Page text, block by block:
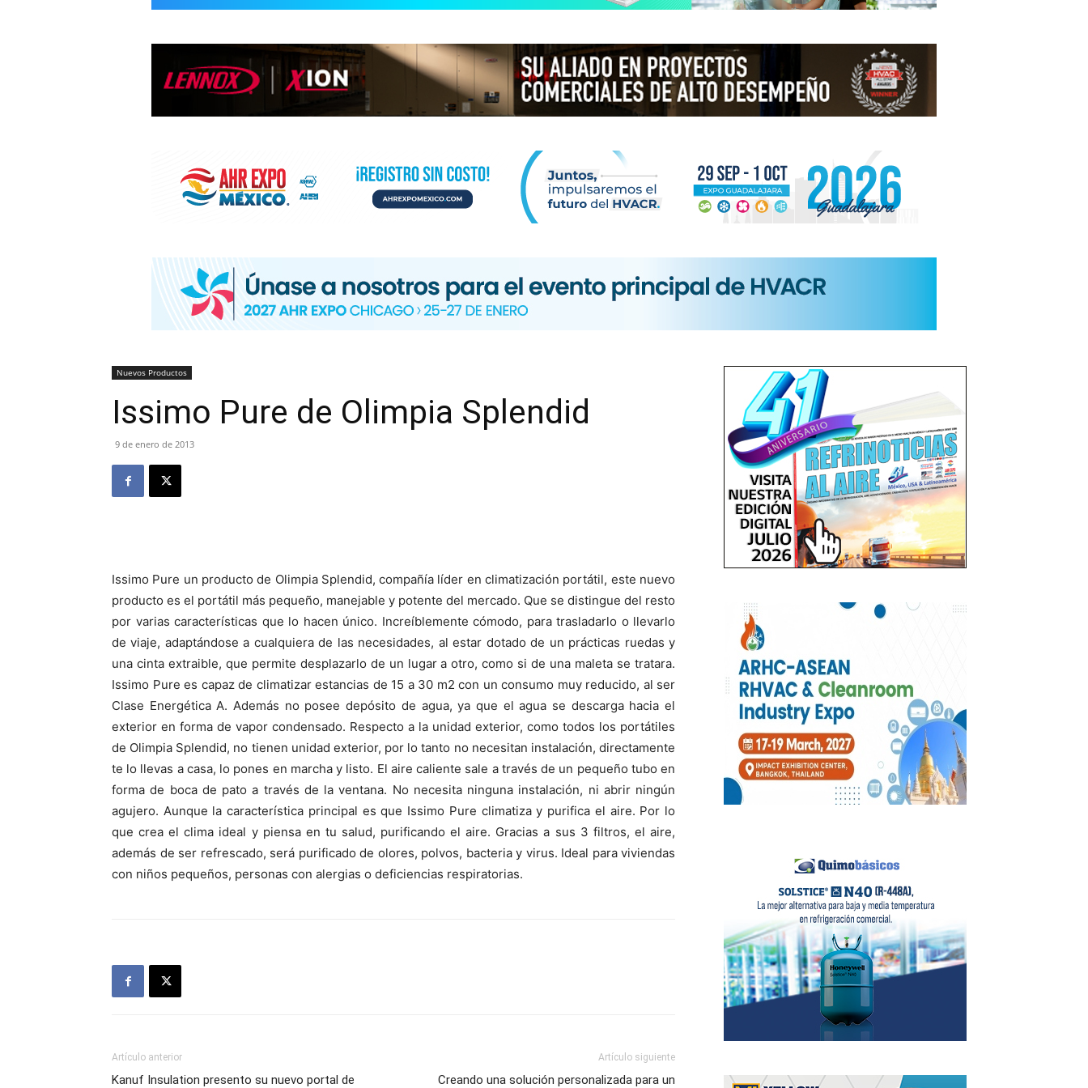
INFORMACIÓN
HVAC/R
DE
Nuevos Productos
Issimo Pure de Olimpia Splendid
9 de enero de 2013
Issimo Pure un producto de Olimpia Splendid, compañía líder en climatización portátil, este nuevo
producto es el portátil más pequeño, manejable y potente del mercado. Que se distingue del resto
por varias características que lo hacen único. Increíblemente cómodo, para trasladarlo o llevarlo
de viaje, adaptándose a cualquiera de las necesidades, al estar dotado de un prácticas ruedas y
una cinta extraible, que permite desplazarlo de un lugar a otro, como si de una maleta se tratara.
Issimo Pure es capaz de climatizar estancias de 15 a 30 m2 con un consumo muy reducido, al ser
Clase Energética A. Además no posee depósito de agua, ya que el agua se descarga hacia el
exterior en forma de vapor condensado. Respecto a la unidad exterior, como todos los portátiles
de Olimpia Splendid, no tienen unidad exterior, por lo tanto no necesitan instalación, directamente
te lo llevas a casa, lo pones en marcha y listo. El aire caliente sale a través de un pequeño tubo en
forma de boca de pato a través de la ventana. No necesita ninguna instalación, ni abrir ningún
agujero. Aunque la característica principal es que Issimo Pure climatiza y purifica el aire. Por lo
que crea el clima ideal y piensa en tu salud, purificando el aire. Gracias a sus 3 filtros, el aire,
además de ser refrescado, será purificado de olores, polvos, bacteria y virus. Ideal para viviendas
con niños pequeños, personas con alergias o deficiencias respiratorias.
Artículo anterior
Kanuf Insulation presento su nuevo portal de
Artículo siguiente
Creando una solución personalizada para un